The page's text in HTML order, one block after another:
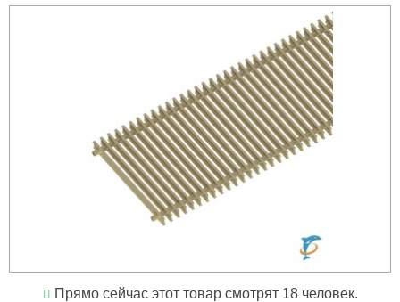
Прямо сейчас этот товар смотрят 18 человек.